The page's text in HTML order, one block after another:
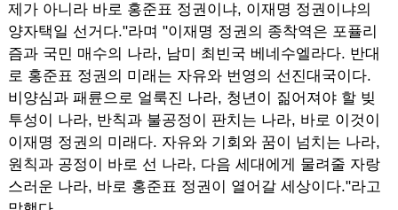
제가 아니라 바로 홍준표 정권이냐, 이재명 정권이냐의
양자택일 선거다."라며 "이재명 정권의 종착역은 포퓰리
즘과 국민 매수의 나라, 남미 최빈국 베네수엘라다. 반대
로 홍준표 정권의 미래는 자유와 번영의 선진대국이다.
비양심과 패륜으로 얼룩진 나라, 청년이 짊어져야 할 빚
투성이 나라, 반칙과 불공정이 판치는 나라, 바로 이것이
이재명 정권의 미래다. 자유와 기회와 꿈이 넘치는 나라,
원칙과 공정이 바로 선 나라, 다음 세대에게 물려줄 자랑
스러운 나라, 바로 홍준표 정권이 열어갈 세상이다."라고